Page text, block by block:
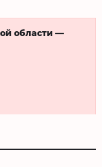
области —